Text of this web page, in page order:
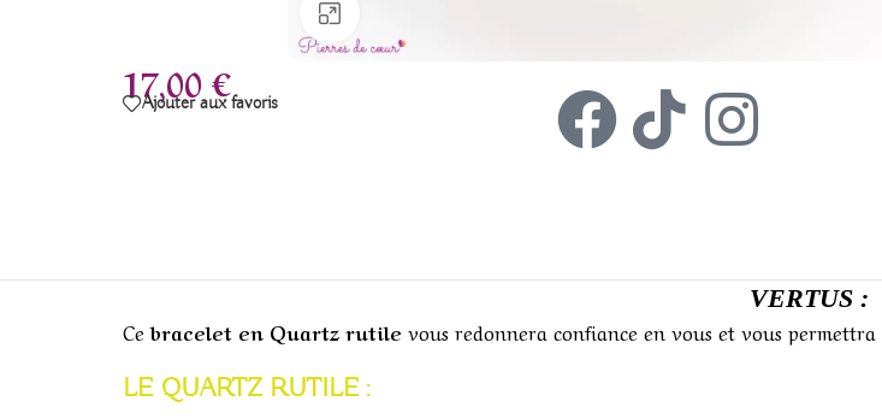
17,00€
Ajouter aux favoris
VERTUS :
Cebracelet en Quartz rutile vous redonnera confiance en vous et vous
LE QUARTZ RUTILE :